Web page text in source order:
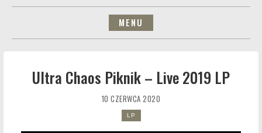
MENU
Ultra Chaos Piknik – Live 2019 LP
10 CZERWCA 2020
LP